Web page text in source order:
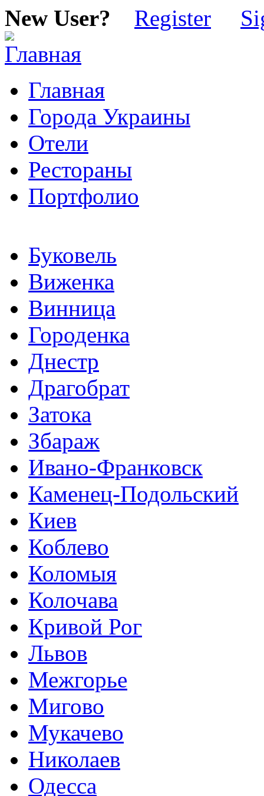
New User? Register
Главная
Города Украины
Отели
Рестораны
Портфолио
Буковель
Виженка
Винница
Городенка
Днестр
Драгобрат
Затока
Збараж
Ивано-Франковск
Каменец-Подольский
Киев
Коблево
Коломыя
Колочава
Кривой Рог
Львов
Межгорье
Мигово
Мукачево
Николаев
Одесса